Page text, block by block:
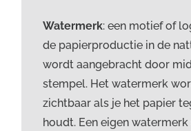
Watermerk: een motief of
de papierproductie in de
wordt aangebracht door
stempel. Het watermerk
zichtbaar als je het papier
houdt. Een eigen